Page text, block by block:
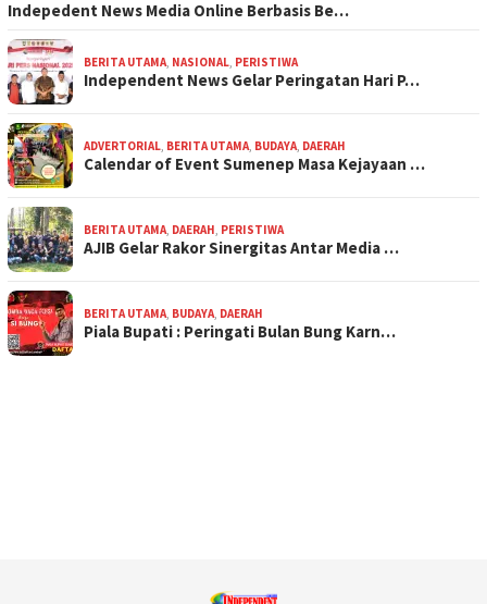
Indepedent News Media Online Berbasis Be…
BERITA UTAMA, NASIONAL, PERISTIWA
Independent News Gelar Peringatan Hari P…
ADVERTORIAL, BERITA UTAMA, BUDAYA, DAERAH
Calendar of Event Sumenep Masa Kejayaan …
BERITA UTAMA, DAERAH, PERISTIWA
AJIB Gelar Rakor Sinergitas Antar Media …
BERITA UTAMA, BUDAYA, DAERAH
Piala Bupati : Peringati Bulan Bung Karn…